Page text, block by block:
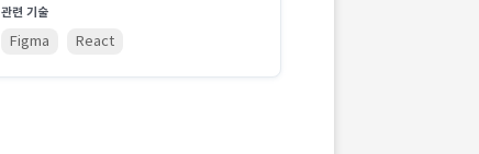
관련 기술
Figma React